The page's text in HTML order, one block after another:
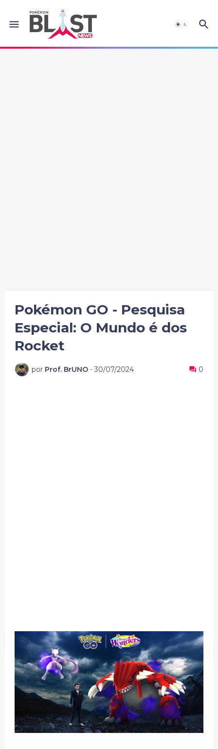
Pokémon GO - Pesquisa
Especial: O Mundo é dos
Rocket
por Prof. BrUNO - 30/07/2024 0